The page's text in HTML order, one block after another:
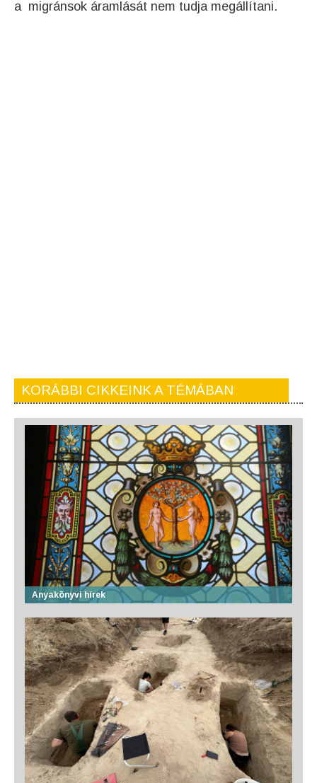
a migránsok áramlását nem tudja megállítani.
KORÁBBI CIKKEINK A TÉMÁBAN
Anyakönyvi hírek